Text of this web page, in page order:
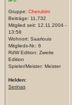
Gruppe: Cherubim
Beiträge: 11,732
Mitglied seit: 12.11.2004 -
13:58
Wohnort: Saarlouis
Mitglieds-Nr.: 6
RdW Edition: Zweite
Edition
Spieler/Meister: Meister
Helden:
Serinas